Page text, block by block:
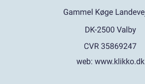
web: www.klikko.dk